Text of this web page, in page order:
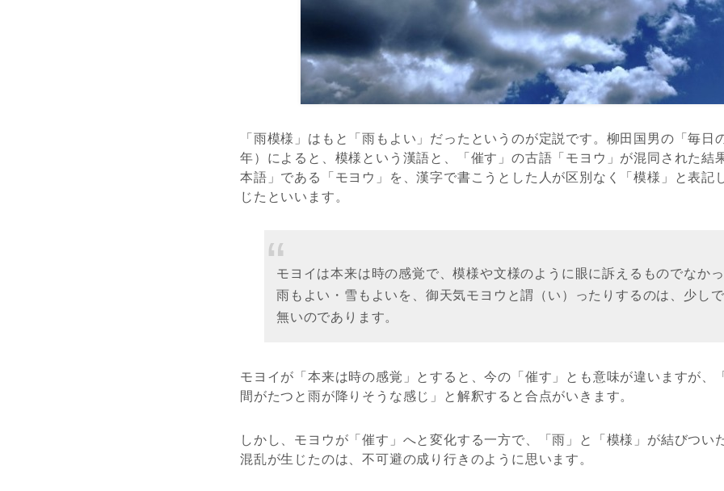
「雨模様」はもと「雨もよい」だったというのが定説です。柳田国男の「毎日
年）によると、模様という漢語と、「催す」の古語「モヨウ」が混同された結
本語」である「モヨウ」を、漢字で書こうとした人が区別なく「模様」と表記
じたといいます。
モヨイは本来は時の感覚で、模様や文様のように眼に訴えるものでなか
雨もよい・雪もよいを、御天気モヨウと謂（い）ったりするのは、少し
無いのであります。
モヨイが「本来は時の感覚」とすると、今の「催す」とも意味が違いますが、
間がたつと雨が降りそうな感じ」と解釈すると合点がいきます。
しかし、モヨウが「催す」へと変化する一方で、「雨」と「模様」が結びつい
混乱が生じたのは、不可避の成り行きのように思います。